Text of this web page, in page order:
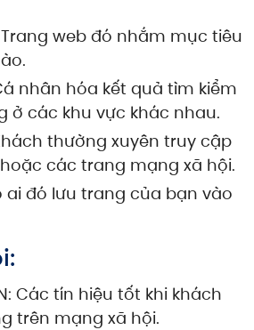
Trang web đó nhắm mục tiêu
Cá nhân hóa kết quả tìm kiểm
ở các khu vực khác nhau.
Khách thường xuyên truy cập
các trang mạng xã hội.
ai đó lưu trang của bạn vào
Các tín hiệu tốt khi khách
trên mạng xã hội.